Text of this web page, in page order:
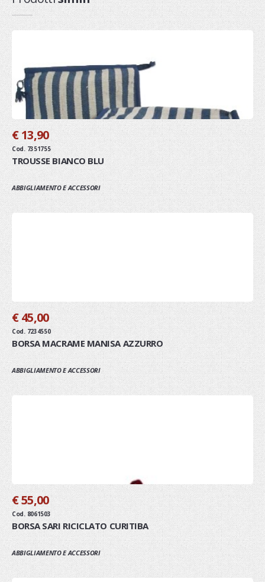
€ 13,90
Cod. 7351755
TROUSSE BIANCO BLU
ABBIGLIAMENTO E ACCESSORI
€ 45,00
Cod. 7234550
BORSA MACRAME MANISA AZZURRO
ABBIGLIAMENTO E ACCESSORI
€ 55,00
Cod. 8061503
BORSA SARI RICICLATO CURITIBA
ABBIGLIAMENTO E ACCESSORI